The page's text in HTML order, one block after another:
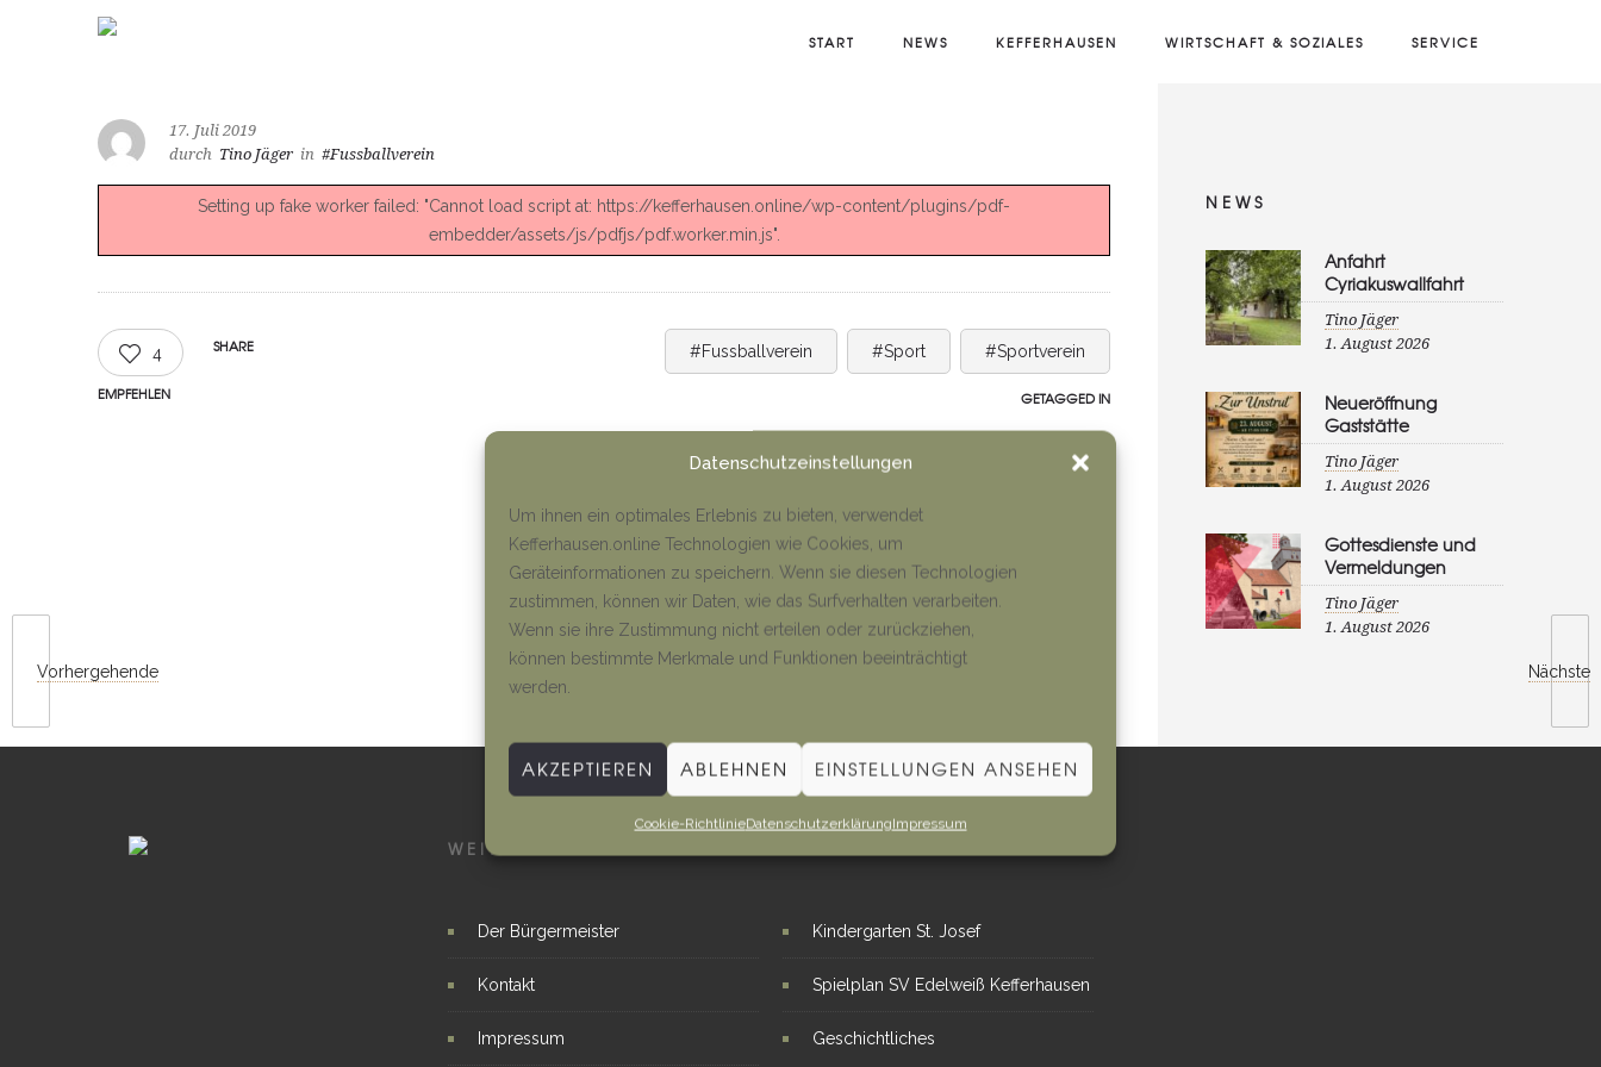
Datenschutzeinstellungen
Um ihnen ein optimales Erlebnis zu bieten, verwendet
Kefferhausen.online Technologien wie Cookies, um
Geräteinformationen zu speichern. Wenn sie diesen Technologien
zustimmen, können wir Daten, wie das Surfverhalten verarbeiten.
Wenn sie ihre Zustimmung nicht erteilen oder zurückziehen,
können bestimmte Merkmale und Funktionen beeinträchtigt
werden.
AKZEPTIEREN ABLEHNEN EINSTELLUNGEN ANSEHEN
Cookie-RichtlinieDatenschutzerklärungImpressum
START NEWS KEFFERHAUSEN WIRTSCHAFT & SOZIALES SERVICE
Vorhergehende Nächste
17. Juli 2019
durch Tino Jäger in #Fussballverein
Setting up fake worker failed: "Cannot load script at: https://kefferhausen.online/wp-content/plugins/pdf-
embedder/assets/js/pdfjs/pdf.worker.min.js".
4
EMPFEHLEN
SHARE #Fussballverein #Sport #Sportverein
GETAGGED IN
NEWS
Anfahrt
Cyriakuswallfahrt
Tino Jäger
1. August 2026
Neueröffnung
Gaststätte
Tino Jäger
1. August 2026
Gottesdienste und
Vermeldungen
Tino Jäger
1. August 2026
WEITERE LINKS
Der Bürgermeister
Kontakt
Impressum
Kindergarten St. Josef
Spielplan SV Edelweiß Kefferhausen
Geschichtliches